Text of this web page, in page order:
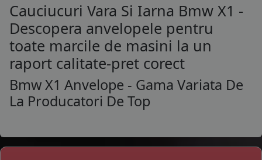
Cauciucuri Vara Si Iarna Bmw X1 -
Descopera anvelopele pentru
toate marcile de masini la un
raport calitate-pret corect
Bmw X1 Anvelope - Gama Variata De
La Producatori De Top